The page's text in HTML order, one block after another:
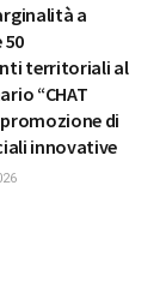
a
50
territoriali al
“CHAT
di
innovative